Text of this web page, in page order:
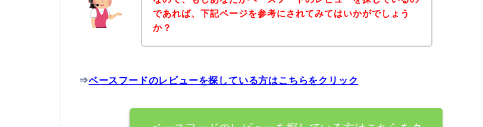
であれば、下記ページを参考にされてみてはいかがでしょう
か？
⇒ベースフードのレビューを探している方はこちらをクリック